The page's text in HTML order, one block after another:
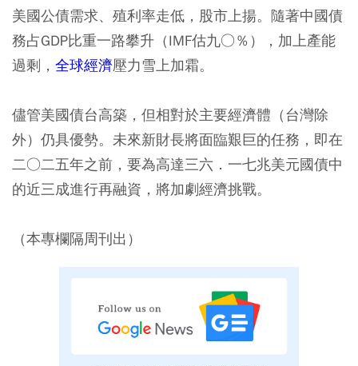
美國公債需求、殖利率走低，股市上揚。隨著中國債
務占GDP比重一路攀升（IMF估九○％），加上產能
過剩， 全球經濟壓力雪上加霜。
儘管美國債台高築，但相對於主要經濟體（台灣除
外）仍具優勢。未來新財長將面臨艱巨的任務，即在
二○二五年之前，要為高達三六．一七兆美元國債中
的近三成進行再融資，將加劇經濟挑戰。
（本專欄隔周刊出）